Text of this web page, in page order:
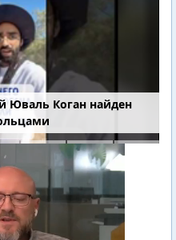
Юваль Коган найден